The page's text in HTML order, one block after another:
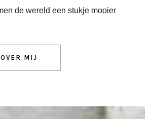
de wereld een stukje mooier
MIJ